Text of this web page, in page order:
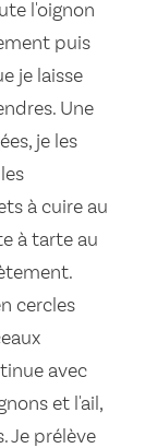
l'oignon
puis
je laisse
Une
je les
à cuire au
à tarte au
cercles
avec
et l'ail,
Je prélève